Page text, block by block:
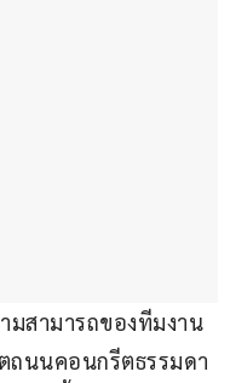
สามารถของทีมงาน
ถนนคอนกรีตธรรมดา